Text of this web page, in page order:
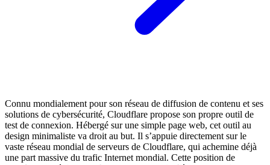
Connu mondialement pour son réseau de diffusion de contenu et ses
solutions de cybersécurité, Cloudflare propose son propre outil de
test de connexion. Hébergé sur une simple page web, cet outil au
design minimaliste va droit au but. Il s’appuie directement sur le
vaste réseau mondial de serveurs de Cloudflare, qui achemine déjà
une part massive du trafic Internet mondial. Cette position de